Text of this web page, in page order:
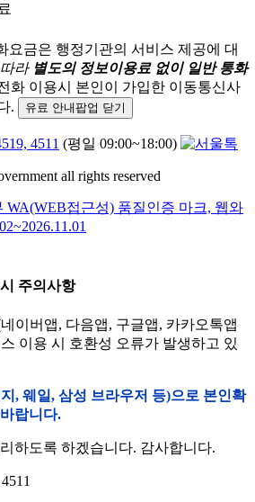
요금은 행정기관의 서비스 제공에 대
라 별도의 정보이용료 없이 일반 통화
화 이용시 본인이 가입한 이동통신사
.
유료 안내팝업 닫기
4511 (평일 09:00~18:00)
all rights reserved
주의사항
이버앱, 다음앱, 구글앱, 카카오톡앱
이용 시 호환성 오류가 발생하고 있
, 웨일, 삼성 브라우저 등)으로 본인확
랍니다.
하도록 하겠습니다. 감사합니다.